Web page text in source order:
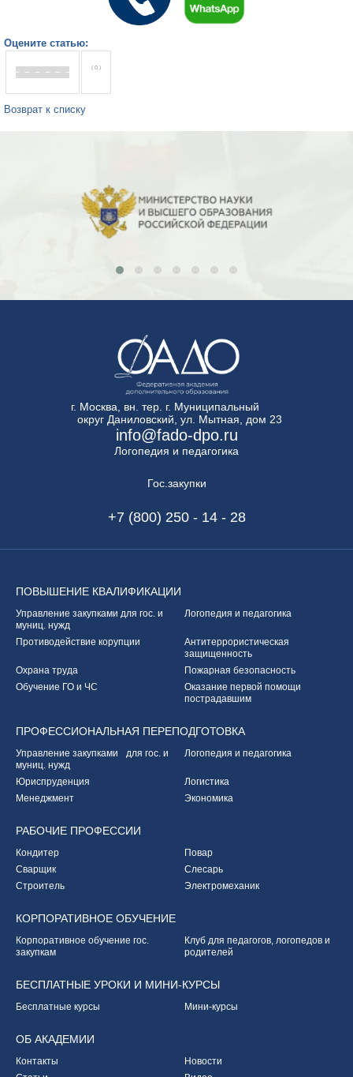
Оцените статью:
( 0 )
Возврат к списку
г. Москва, вн. тер. г. Муниципальный
округ Даниловский, ул. Мытная, дом 23
info@fado-dpo.ru
Логопедия и педагогика
Гос.закупки
+7 (800) 250 - 14 - 28
ПОВЫШЕНИЕ КВАЛИФИКАЦИИ
Управление закупками для гос. и
муниц. нужд
Логопедия и педагогика
Противодействие корупции
Антитеррористическая
защищенность
Охрана труда
Пожарная безопасность
Обучение ГО и ЧС
Оказание первой помощи
пострадавшим
ПРОФЕССИОНАЛЬНАЯ ПЕРЕПОДГОТОВКА
Управление закупками для гос. и
муниц. нужд
Логопедия и педагогика
Юриспруденция
Логистика
Менеджмент
Экономика
РАБОЧИЕ ПРОФЕССИИ
Кондитер
Повар
Сварщик
Слесарь
Строитель
Электромеханик
КОРПОРАТИВНОЕ ОБУЧЕНИЕ
Корпоративное обучение гос.
закупкам
Клуб для педагогов, логопедов и
родителей
БЕСПЛАТНЫЕ УРОКИ И МИНИ-КУРСЫ
Бесплатные курсы Мини-курсы
ОБ АКАДЕМИИ
Контакты
Новости